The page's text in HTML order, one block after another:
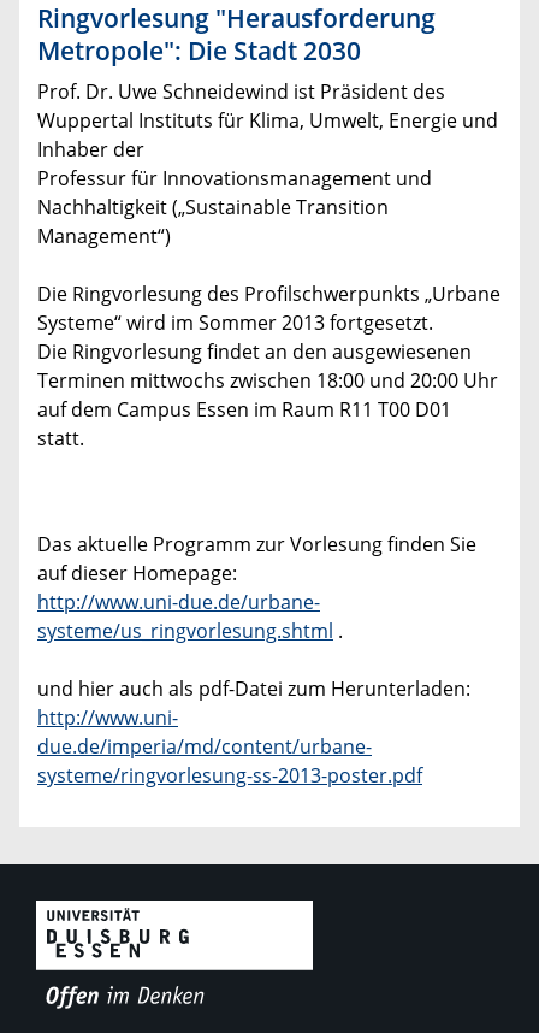
Ringvorlesung "Herausforderung
Metropole": Die Stadt 2030
Prof. Dr. Uwe Schneidewind ist Präsident des
Wuppertal Instituts für Klima, Umwelt, Energie und
Inhaber der
Professur für Innovationsmanagement und
Nachhaltigkeit („Sustainable Transition
Management“)
Die Ringvorlesung des Profilschwerpunkts „Urbane
Systeme“ wird im Sommer 2013 fortgesetzt.
Die Ringvorlesung findet an den ausgewiesenen
Terminen mittwochs zwischen 18:00 und 20:00 Uhr
auf dem Campus Essen im Raum R11 T00 D01
statt.
Das aktuelle Programm zur Vorlesung finden Sie
auf dieser Homepage:
http://www.uni-due.de/urbane-
systeme/us_ringvorlesung.shtml .
und hier auch als pdf-Datei zum Herunterladen:
http://www.uni-
due.de/imperia/md/content/urbane-
systeme/ringvorlesung-ss-2013-poster.pdf